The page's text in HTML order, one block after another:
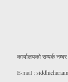
कार्यालयकाे सम्पर्क
E-mail :